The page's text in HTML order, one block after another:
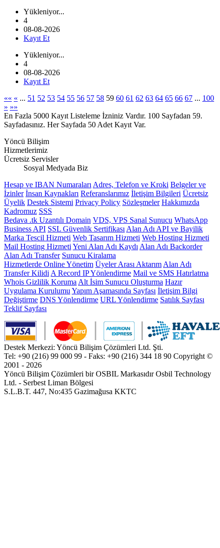
Yükleniyor...
4
08-08-2026
Kayıt Et
Yükleniyor...
4
08-08-2026
Kayıt Et
«« « ... 51 52 53 54 55 56 57 58 59 60 61 62 63 64 65 66 67 ... 100
» »»
En Fazla 5000 Kayıt Listeleme İzniniz Vardır. 100 Sayfadan 59.
Sayfadasınız. Her Sayfada 50 Adet Kayıt Var.
Yöncü Bilişim
Hizmetlerimiz
Ücretsiz Servisler
Sosyal Medyada Biz
Hesap ve IBAN Numaraları Adres, Telefon ve Kroki Belgeler ve
İzinler İnsan Kaynakları Referanslarımız İletişim Bilgileri Ücretsiz
Üyelik Destek Sistemi Privacy Policy Sözleşmeler Hakkımızda
Kadromuz SSS
Bedava .tk Uzantılı Domain VDS, VPS Sanal Sunucu WhatsApp
Business API SSL Güvenlik Sertifikası Alan Adı API ve Bayilik
Marka Tescil Hizmeti Web Tasarım Hizmeti Web Hosting Hizmeti
Mail Hosting Hizmeti Yeni Alan Adı Kaydı Alan Adı Backorder
Alan Adı Transfer Sunucu Kiralama
Hizmetlerde Online Yönetim Üyeler Arası Aktarım Alan Adı
Transfer Kilidi A Record IP Yönlendirme Mail ve SMS Hatırlatma
Whois Gizlilik Koruma Alt İsim Sunucu Oluşturma Hazır
Uygulama Kurulumu Yapım Aşamasında Sayfası İletişim Bilgi
Değiştirme DNS Yönlendirme URL Yönlendirme Satılık Sayfası
Teklif Sayfası
Destek Merkezi: Yöncü Bilişim Çözümleri Ltd. Şti.
Tel: +90 (216) 99 000 99 - Faks: +90 (216) 344 18 90 Copyright ©
2001 - 2026
Yöncü Bilişim Çözümleri bir OSBIL Markasıdır Osbil Technology
Ltd. - Serbest Liman Bölgesi
S.L.B.T. 447, No:435 Gazimağusa KKTC